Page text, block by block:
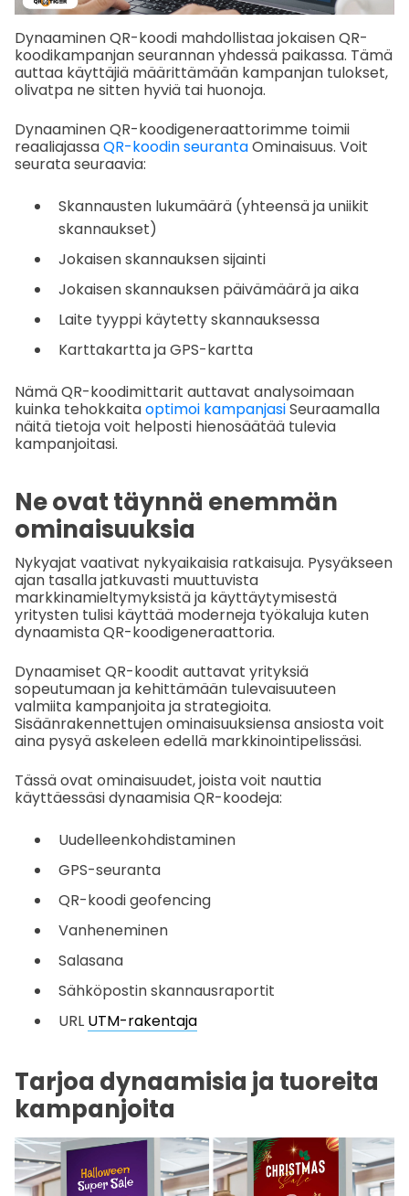
Dynaaminen QR-koodi mahdollistaa jokaisen QR-
koodikampanjan seurannan yhdessä paikassa. Tämä
auttaa käyttäjiä määrittämään kampanjan tulokset,
olivatpa ne sitten hyviä tai huonoja.
Dynaaminen QR-koodigeneraattorimme toimii
reaaliajassaQR-koodin seurantaOminaisuus. Voit
seurata seuraavia:
Skannausten lukumäärä (yhteensä ja uniikit
skannaukset)
Jokaisen skannauksen sijainti
Jokaisen skannauksen päivämäärä ja aika
Laite tyyppi käytetty skannauksessa
Karttakartta ja GPS-kartta
Nämä QR-koodimittarit auttavat analysoimaan
kuinka tehokkaitaoptimoi kampanjasiSeuraamalla
näitä tietoja voit helposti hienosäätää tulevia
kampanjoitasi.
Ne ovat täynnä enemmän
ominaisuuksia
Nykyajat vaativat nykyaikaisia ratkaisuja. Pysyäkseen
ajan tasalla jatkuvasti muuttuvista
markkinamieltymyksistä ja käyttäytymisestä
yritysten tulisi käyttää moderneja työkaluja kuten
dynaamista QR-koodigeneraattoria.
Dynaamiset QR-koodit auttavat yrityksiä
sopeutumaan ja kehittämään tulevaisuuteen
valmiita kampanjoita ja strategioita.
Sisäänrakennettujen ominaisuuksiensa ansiosta voit
aina pysyä askeleen edellä markkinointipelissäsi.
Tässä ovat ominaisuudet, joista voit nauttia
käyttäessäsi dynaamisia QR-koodeja:
Uudelleenkohdistaminen
GPS-seuranta
QR-koodi geofencing
Vanheneminen
Salasana
Sähköpostin skannausraportit
URL UTM-rakentaja
Tarjoa dynaamisia ja tuoreita
kampanjoita